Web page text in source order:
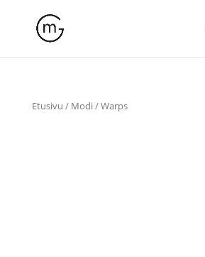
Etusivu / Modi/ Warps